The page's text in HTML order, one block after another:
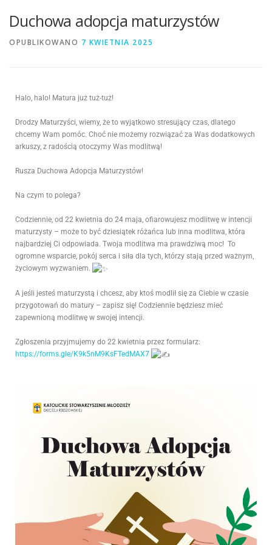
Duchowa adopcja maturzystów
OPUBLIKOWANO 7 KWIETNIA 2025
Halo, halo! Matura już tuż-tuż!
Drodzy Maturzyści, wiemy, że to wyjątkowo stresujący czas, dlatego
chcemy Wam pomóc. Choć nie możemy rozwiązać za Was dodatkowych
arkuszy, z radością otoczymy Was modlitwą!
Rusza Duchowa Adopcja Maturzystów!
Na czym to polega?
Codziennie, od 22 kwietnia do 24 maja, ofiarowujesz modlitwę w intencji
maturzysty – może to być dziesiątek różańca lub inna modlitwa, która
najbardziej Ci odpowiada. Twoja modlitwa ma prawdziwą moc! To
ogromne wsparcie, pokój serca i siła dla tych, którzy stają przed ważnym,
życiowym wyzwaniem.
A jeśli jesteś maturzystą i chcesz, aby ktoś modlił się za Ciebie w czasie
przygotowań do matury – zapisz się! Codziennie będziesz mieć
zapewnioną modlitwę w swojej intencji.
Zgłoszenia przyjmujemy do 22 kwietnia przez formularz:
https://forms.gle/K9k5nM9KsFTedMAX7